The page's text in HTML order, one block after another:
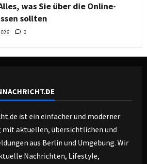
was Sie über die Online-
sollten
0
ist ein einfacher und moderner
aktuellen, übersichtlichen und
aus Berlin und Umgebung. Wir
Nachrichten, Lifestyle,